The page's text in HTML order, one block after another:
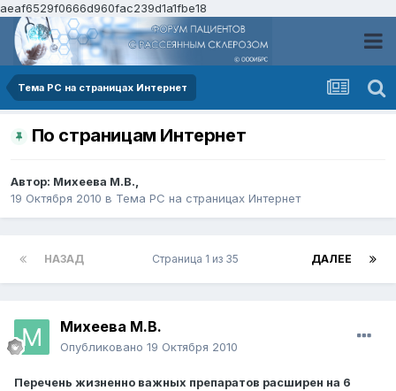
aeaf6529f0666d960fac239d1a1fbe18
Тема РС на страницах Интернет
По страницам Интернет
Автор: Михеева М.В.,
19 Октября 2010 в Тема РС на страницах Интернет
НАЗАД ДАЛЕЕ
Страница 1 из 35
Михеева М.В.
Опубликовано 19 Октября 2010
Перечень жизненно важных препаратов расширен на 6